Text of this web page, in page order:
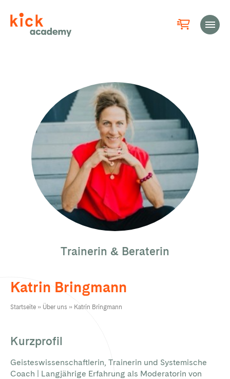
Katrin Bringmann
Startseite » Über uns » Katrin Bringmann
Kurzprofil
Geisteswissenschaftlerin, Trainerin und Systemische
Coach | Langjährige Erfahrung als Moderatorin von
Trainerin & Beraterin